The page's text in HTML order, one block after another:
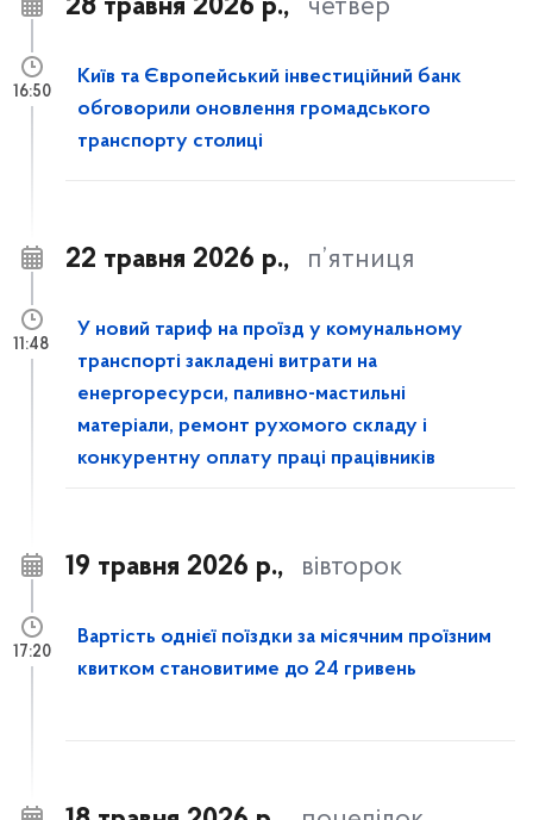
28 травня 2026 р., четвер
Київ та Європейський інвестиційний банк
обговорили оновлення громадського
транспорту столиці
16:50
22 травня 2026 р., п’ятниця
У новий тариф на проїзд у комунальному
транспорті закладені витрати на
енергоресурси, паливно-мастильні
матеріали, ремонт рухомого складу і
конкурентну оплату праці працівників
11:48
19 травня 2026 р., вівторок
Вартість однієї поїздки за місячним проїзним
квитком становитиме до 24 гривень
17:20